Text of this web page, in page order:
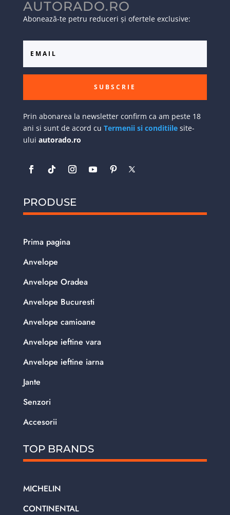
AUTORADO.RO
Abonează-te petru reduceri și ofertele exclusive:
SUBSCRIE
Prin abonarea la newsletter confirm ca am peste 18
ani si sunt de acord cu Termenii si conditiilesite-
ului autorado.ro
PRODUSE
Prima pagina
Anvelope
Anvelope Oradea
Anvelope Bucuresti
Anvelope camioane
Anvelope ieftine vara
Anvelope ieftine iarna
Jante
Senzori
Accesorii
TOP BRANDS
MICHELIN
CONTINENTAL